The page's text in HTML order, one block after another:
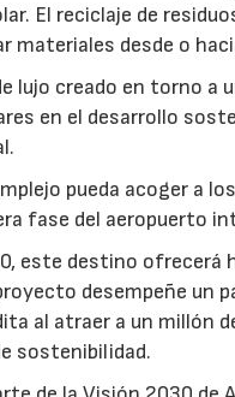
El reciclaje de
materiales desde o
lujo creado en torno a
en el desarrollo
pueda acoger a
fase del aeropuerto
este destino
desempeñe un
al atraer a un millón
sostenibilidad.